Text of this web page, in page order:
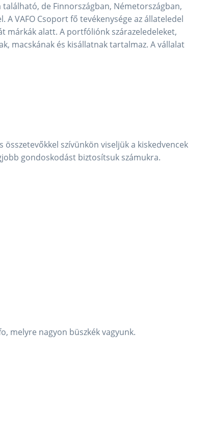
de Finnországban, Németországban,
A VAFO Csoport fő tevékenysége az állateledel
márkák alatt. A portfóliónk szárazeledeleket,
macskának és kisállatnak tartalmaz. A vállalat
szívünkön viseljük a kiskedvencek
gondoskodást biztosítsuk számukra.
melyre nagyon büszkék vagyunk.